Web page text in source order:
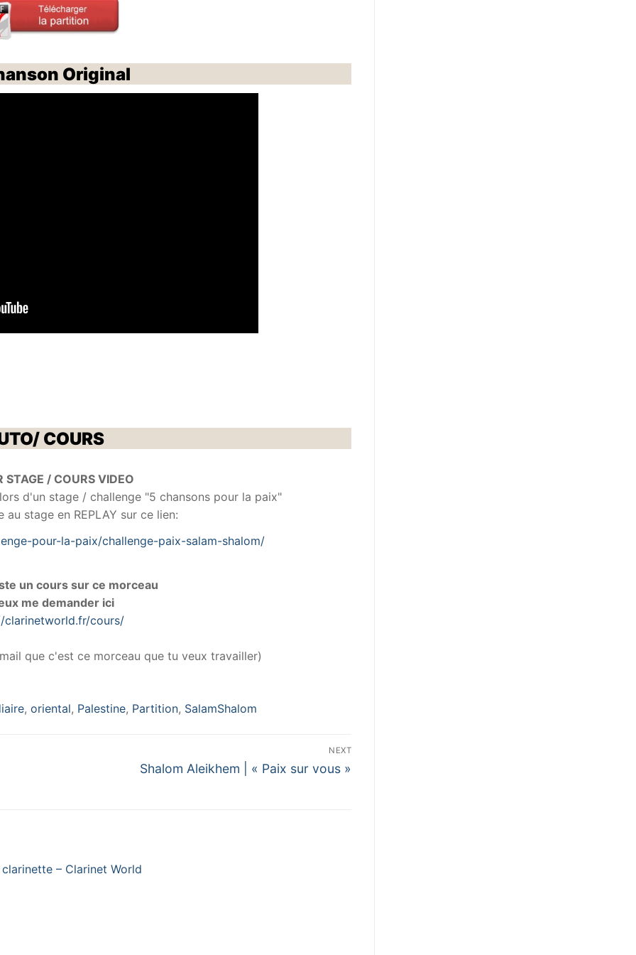
Original
COURS
STAGE / COURS VIDEO
d'un stage / challenge "5 chansons pour la paix"
au stage en REPLAY sur ce lien:
pour-la-paix/challenge-paix-salam-shalom/
un cours sur ce morceau
me demander ici
clarinetworld.fr/cours/
que c'est ce morceau que tu veux travailler)
, oriental, Palestine, Partition, SalamShalom
NEXT
Next
Shalom Aleikhem | « Paix sur vous »
– Clarinet World